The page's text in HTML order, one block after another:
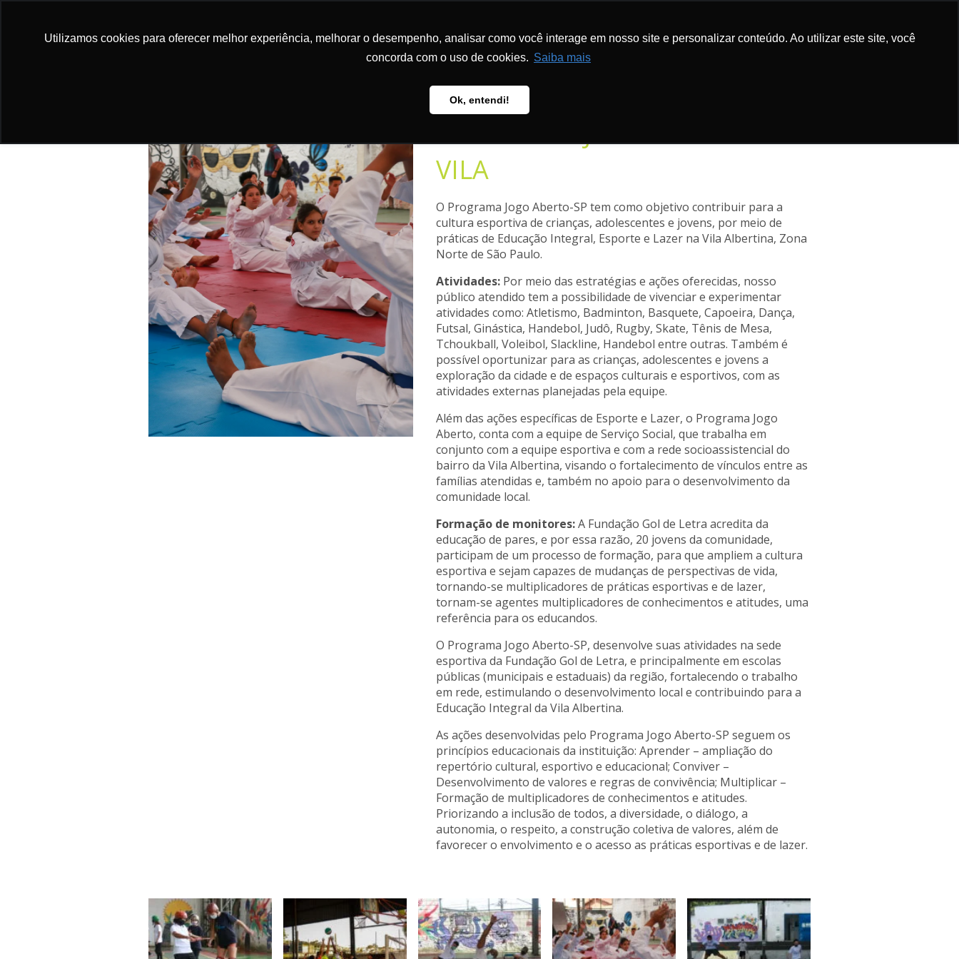
Utilizamos cookies para oferecer melhor experiência, melhorar o desempenho, analisar como você interage em nosso site e personalizar conteúdo. Ao utilizar este site, você
concorda com o uso de cookies. Saiba mais
Ok, entendi!
PROGRAMAS E PROJETOS METODOLOGIA PUBLICAÇÕES E MÍDIA
São Paulo
VILA
O Programa Jogo Aberto-SP tem como objetivo contribuir para a
cultura esportiva de crianças, adolescentes e jovens, por meio de
práticas de Educação Integral, Esporte e Lazer na Vila Albertina, Zona
Norte de São Paulo.
Atividades: Por meio das estratégias e ações oferecidas, nosso
público atendido tem a possibilidade de vivenciar e experimentar
atividades como: Atletismo, Badminton, Basquete, Capoeira, Dança,
Futsal, Ginástica, Handebol, Judô, Rugby, Skate, Tênis de Mesa,
Tchoukball, Voleibol, Slackline, Handebol entre outras. Também é
possível oportunizar para as crianças, adolescentes e jovens a
exploração da cidade e de espaços culturais e esportivos, com as
atividades externas planejadas pela equipe.
Além das ações específicas de Esporte e Lazer, o Programa Jogo
Aberto, conta com a equipe de Serviço Social, que trabalha em
conjunto com a equipe esportiva e com a rede socioassistencial do
bairro da Vila Albertina, visando o fortalecimento de vínculos entre as
famílias atendidas e, também no apoio para o desenvolvimento da
comunidade local.
Formação de monitores:A Fundação Gol de Letra acredita da
educação de pares, e por essa razão, 20 jovens da comunidade,
participam de um processo de formação, para que ampliem a cultura
esportiva e sejam capazes de mudanças de perspectivas de vida,
tornando-se multiplicadores de práticas esportivas e de lazer,
tornam-se agentes multiplicadores de conhecimentos e atitudes, uma
referência para os educandos.
O Programa Jogo Aberto-SP, desenvolve suas atividades na sede
esportiva da Fundação Gol de Letra, e principalmente em escolas
públicas (municipais e estaduais) da região, fortalecendo o trabalho
em rede, estimulando o desenvolvimento local e contribuindo para a
Educação Integral da Vila Albertina.
As ações desenvolvidas pelo Programa Jogo Aberto-SP seguem os
princípios educacionais da instituição: Aprender – ampliação do
repertório cultural, esportivo e educacional; Conviver –
Desenvolvimento de valores e regras de convivência; Multiplicar –
Formação de multiplicadores de conhecimentos e atitudes.
Priorizando a inclusão de todos, a diversidade, o diálogo, a
autonomia, o respeito, a construção coletiva de valores, além de
favorecer o envolvimento e o acesso as práticas esportivas e de lazer.